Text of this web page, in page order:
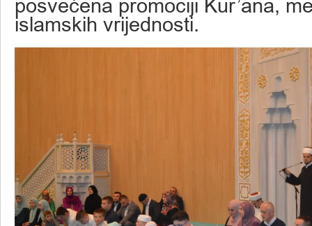
posvećena promociji Kur’ana,
islamskih vrijednosti.